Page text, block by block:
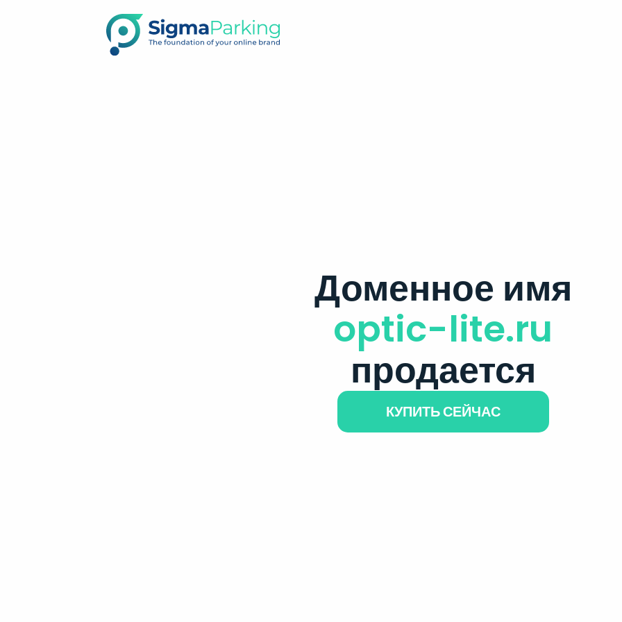
Доменное имя
optic-lite.ru
продается
КУПИТЬ СЕЙЧАС